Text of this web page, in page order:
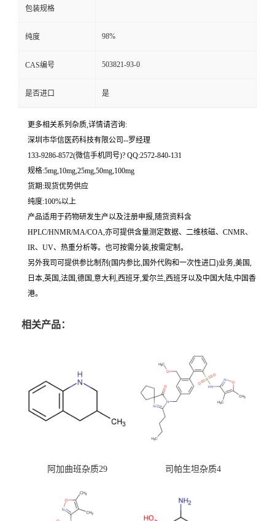
包装规格
纯度 98%
CAS编号 503821-93-0
是否进口 是
更多相关系列杂质,详情请咨询:
深圳市华信医药科技有限公司--罗经理
133-9286-8572(微信手机同号)? QQ:2572-840-131
规格:5mg,10mg,25mg,50mg,100mg
货期:现货优势供应
纯度:100%以上
产品适用于药物研发生产以及注册申报,随货资料含
HPLC/HNMR/MA/COA,亦可提供含量测定数据、二维核磁、CNMR、
IR、UV、热重分析等。也可按需分装,按需定制。
另外我司可提供参比制剂(国内参比,国外代购和一次性进口)业务,美国,
日本,英国,法国,德国,意大利,西班牙,爱尔兰,西班牙以及中国大陆,中国香
港。
相关产品：
阿加曲班杂质29 司帕生坦杂质4